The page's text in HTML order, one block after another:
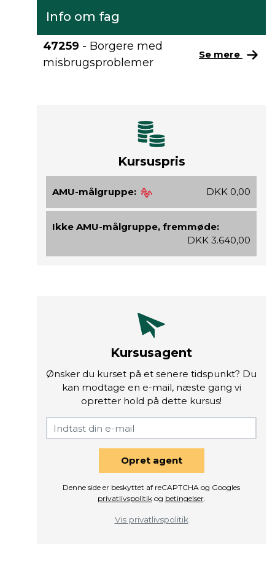
Info om fag
47259 - Borgere med
misbrugsproblemer
Se mere
Kursuspris
AMU-målgruppe: DKK 0,00
Ikke AMU-målgruppe, fremmøde:
DKK 3.640,00
Kursusagent
Ønsker du kurset på et senere tidspunkt? Du
kan modtage en e-mail, næste gang vi
opretter hold på dette kursus!
Opret agent
Denne side er beskyttet af reCAPTCHA og Googles
privatlivspolitikog betingelser.
Vis privatlivspolitik